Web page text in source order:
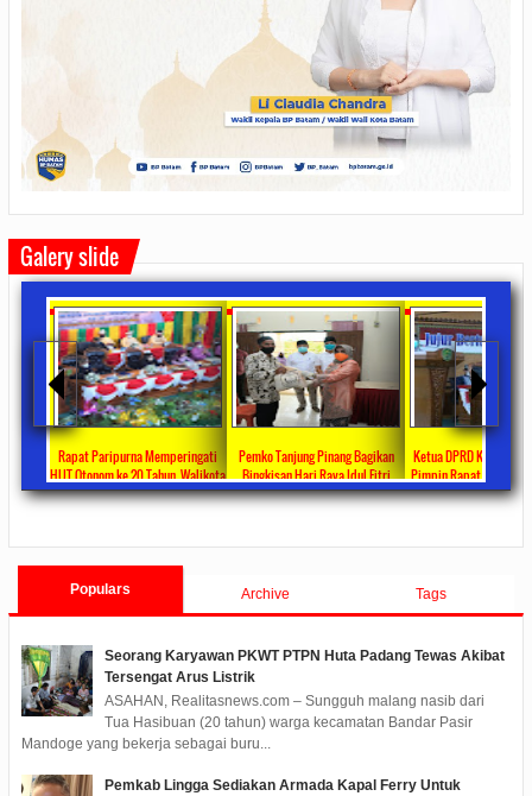
Galery slide
Tanjung Pinang Bagikan
Hari Raya Idul Fitri
Masyarakat Penerima DTKS
Ketua DPRD Kota Tanjungpinang
Pimpin Rapat Paripurna Tentang
Jawaban Pandangan Umum Fraksi-
Ketua DPRD Kota Tanjungpinang
Pimpin Rapat Paripurna Nota
Pengantar LKPJ Walikota
Populars Archive Tags
Seorang Karyawan PKWT PTPN Huta Padang Tewas Akibat
Tersengat Arus Listrik
ASAHAN, Realitasnews.com – Sungguh malang nasib dari
Tua Hasibuan (20 tahun) warga kecamatan Bandar Pasir
Mandoge yang bekerja sebagai buru...
Pemkab Lingga Sediakan Armada Kapal Ferry Untuk